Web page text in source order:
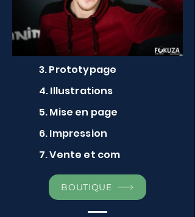
3. Prototypage
4. Illustrations
5. Mise en page
6. Impression
7. Vente et com
BOUTIQUE